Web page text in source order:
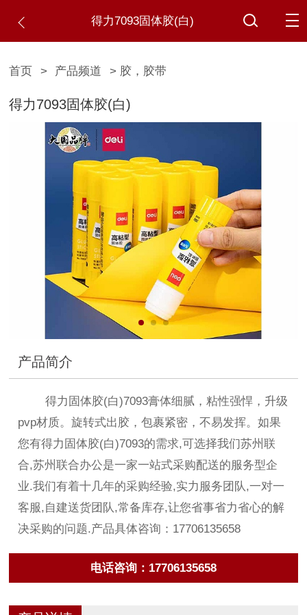
得力7093固体胶(白)
首页 > 产品频道 > 胶，胶带
得力7093固体胶(白)
产品简介
得力固体胶(白)7093膏体细腻，粘性强悍，升级
pvp材质。旋转式出胶，包裹紧密，不易发挥。如果
您有得力固体胶(白)7093的需求,可选择我们苏州联
合,苏州联合办公是一家一站式采购配送的服务型企
业.我们有着十几年的采购经验,实力服务团队,一对一
客服,自建送货团队,常备库存,让您省事省力省心的解
决采购的问题.产品具体咨询：17706135658
电话咨询：17706135658